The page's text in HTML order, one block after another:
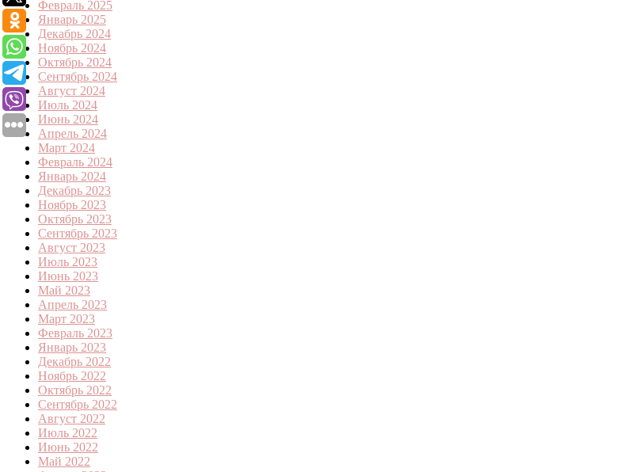
Февраль 2025
Январь 2025
Декабрь 2024
Ноябрь 2024
Октябрь 2024
Сентябрь 2024
Август 2024
Июль 2024
Июнь 2024
Апрель 2024
Март 2024
Февраль 2024
Январь 2024
Декабрь 2023
Ноябрь 2023
Октябрь 2023
Сентябрь 2023
Август 2023
Июль 2023
Июнь 2023
Май 2023
Апрель 2023
Март 2023
Февраль 2023
Январь 2023
Декабрь 2022
Ноябрь 2022
Октябрь 2022
Сентябрь 2022
Август 2022
Июль 2022
Июнь 2022
Май 2022